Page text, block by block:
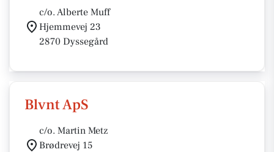
c/o. Alberte Muff
Hjemmevej 23
2870 Dyssegård
Blvnt ApS
c/o. Martin Metz
Brødrevej 15